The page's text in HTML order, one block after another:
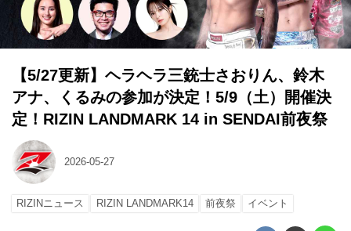
【5/27更新】ヘラヘラ三銃士さおりん、鈴木
アナ、くるみの参加が決定！5/9（土）開催決
定！RIZIN LANDMARK 14 in SENDAI前夜祭
2026-05-27
RIZINニュース RIZIN LANDMARK14 前夜祭 イベント